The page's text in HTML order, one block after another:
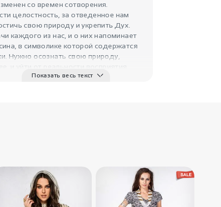
со времен сотворения.
целостность, за отведенное нам
свою природу и укрепить Дух.
каждого из нас, и о них напоминает
в символике которой содержатся
Нужно осознать свою природу,
Показать весь текст